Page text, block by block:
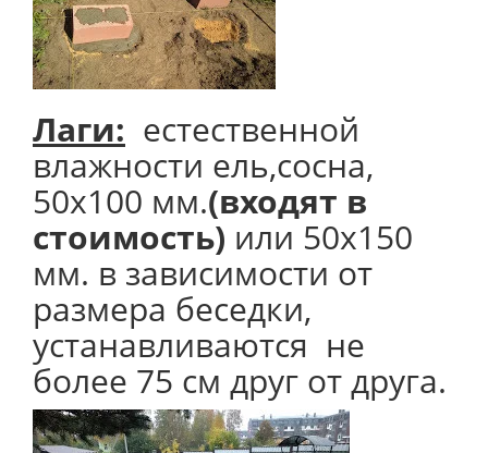
Лаги: естественной
влажности ель,сосна,
50х100 мм.(входят в
стоимость) или 50х150
мм. в зависимости от
размера беседки,
устанавливаются не
более 75 см друг от друга.